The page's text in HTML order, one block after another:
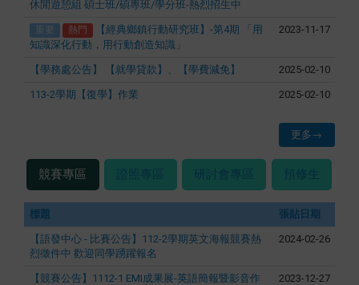
休閒遊憩組 碩士班/碩專班/學分班-熱烈招生中
重要 熱門
【經典鄉鎮行動研究班】-第4期 「用
知識深化行動，用行動創造知識」
2023-11-17
【學務處公告】 【就學貸款】、【學費減免】 2025-02-10
113-2學期【復學】作業 2025-02-10
更多→
競賽專區 證照專區 研討會專區 預修生
標題 張貼日期
【語發中心 - 比賽公告】112-2學期英文海報競賽熱
烈徵件中 歡迎同學踴躍報名
2024-02-26
【競賽公告】1112-1 EMI成果展-英語簡報暨影音作
2023-12-27